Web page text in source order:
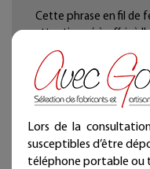
Cette phrase en fil de
attentionné à offrir à
d'une crémaillère,
Noël.
Ces écritures en fil de
disposant les lignes de
envies et de votre
Lors de la
susceptibles d’être
téléphone portable ou